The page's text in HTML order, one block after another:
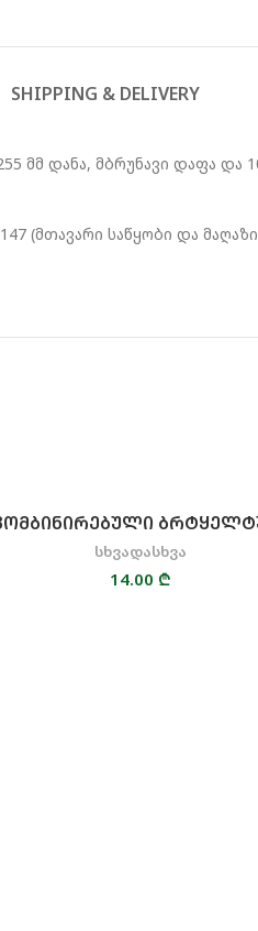
SHIPPING & DELIVERY
მმ დანა, მბრუნავი დაფა და
(მთავარი საწყობი და
სხვადასხვა
14.00 ₾